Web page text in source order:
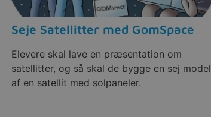
Seje Satellitter med GomSpace
Elevere skal lave en præsentation om
satellitter, og så skal de bygge en sej model
af en satellit med solpaneler.